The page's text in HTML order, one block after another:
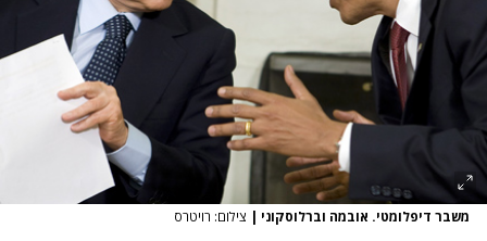
משבר דיפלומטי. אובמה וברלוסקוני | צילום: רויטרס